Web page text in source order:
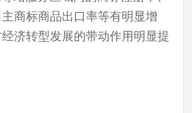
商标商品出口率等有明显增
济转型发展的带动作用明显提